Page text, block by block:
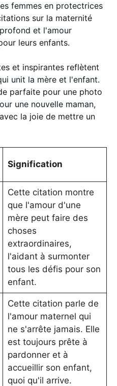
femmes en protectrices
sur la maternité
et l'amour
leurs enfants.
et inspirantes reflètent
unit la mère et l'enfant.
parfaite pour une photo
une nouvelle maman,
la joie de mettre un
Signification
Cette citation montre
que l'amour d'une
mère peut faire des
choses
extraordinaires,
l'aidant à surmonter
tous les défis pour son
enfant.
Cette citation parle de
l'amour maternel qui
ne s'arrête jamais. Elle
est toujours prête à
pardonner et à
accueillir son enfant,
quoi qu'il arrive.